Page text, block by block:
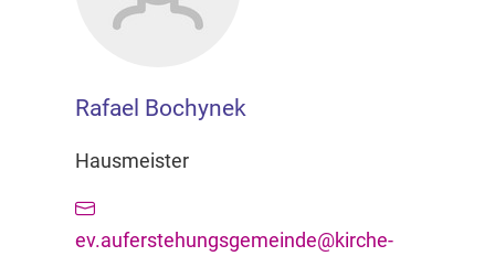
Rafael Bochynek
Hausmeister
ev.auferstehungsgemeinde@kirche-